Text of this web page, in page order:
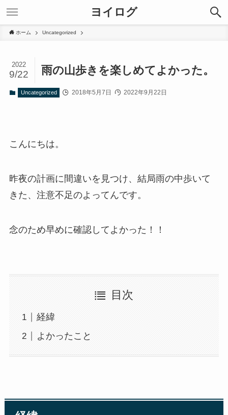
ヨイログ
ホーム Uncategorized
雨の山歩きを楽しめてよかった。
2022
9/22
Uncategorized 2018年5月7日 2022年9月22日
こんにちは。
昨夜の計画に間違いを見つけ、結局雨の中歩いて
きた、注意不足のよってんです。
念のため早めに確認してよかった！！
目次
経緯
よかったこと